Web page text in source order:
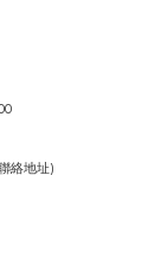
絡地址)